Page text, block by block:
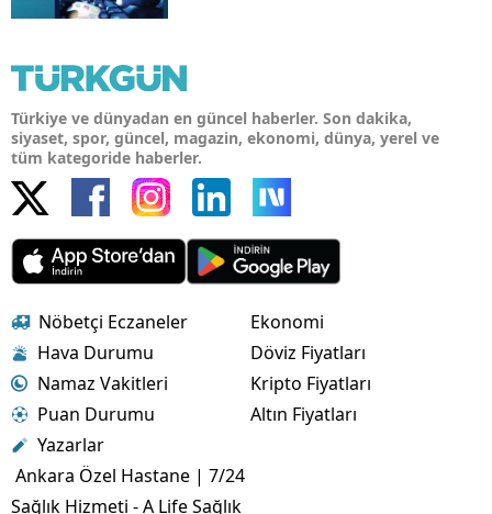
Türkiye ve dünyadan en güncel haberler. Son dakika,
siyaset, spor, güncel, magazin, ekonomi, dünya, yerel ve
tüm kategoride haberler.
Nöbetçi Eczaneler
Hava Durumu
Namaz Vakitleri
Puan Durumu
Yazarlar
Ankara Özel Hastane | 7/24
Sağlık Hizmeti - A Life Sağlık
Ekonomi
Döviz Fiyatları
Kripto Fiyatları
Altın Fiyatları